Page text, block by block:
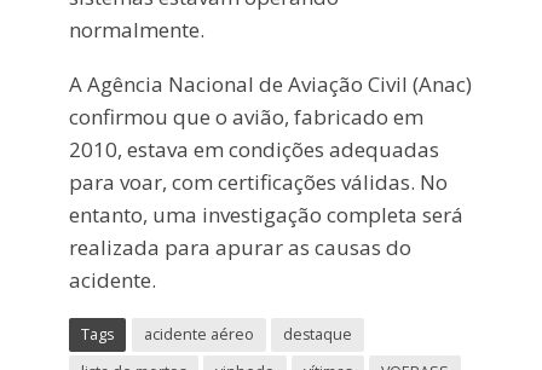
normalmente.
A Agência Nacional de Aviação Civil (Anac)
confirmou que o avião, fabricado em
2010, estava em condições adequadas
para voar, com certificações válidas. No
entanto, uma investigação completa será
realizada para apurar as causas do
acidente.
Tags acidente aéreo
destaque